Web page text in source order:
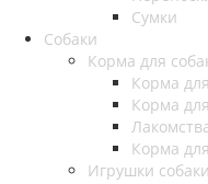
Сумки
Собаки
Корма для
Корма
Корма
Корма
Игрушки собаки